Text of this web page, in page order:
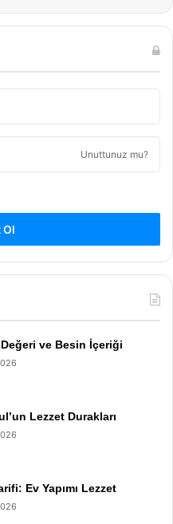
Unuttunuz mu?
Ol
ve Besin İçeriği
Lezzet Durakları
Ev Yapımı Lezzet